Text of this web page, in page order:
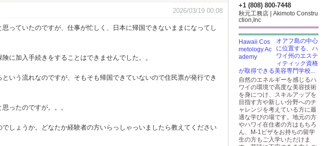
2026/03/19 00:08
っていたのですが、仕事が忙しく、日本に帰国できないままになってし
に加入手続きをすることはできませんでした。。
いう流れなのですが、そもそも帰国できていないので住民票が発行でき
ったのですが。。。
しょうか。どなたか経験者の方いらっしゃっいましたら教えてください
+1 (808) 800-7448
秋元工務店 | Akimoto Constru
ction,Inc
オアフ島の中心
に位置する、ハ
ワイ州のエステ
ィティック資格
が取得できる美容専門学校...
自然のエネルギーを感じるハ
ワイの環境で高度な美容技術
を身につけ、スキルアップを
目指す方や新しい分野へのチ
ャレンジを考えている方に最
適な学びの場です。地元の方
やハワイ在住者の方はもちろ
ん、M-1ビザをお持ちの留学
生の方もご入学いただけま